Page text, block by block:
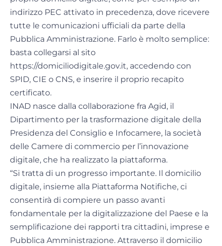
indirizzo PEC attivato in precedenza, dove ricevere
tutte le comunicazioni ufficiali da parte della
Pubblica Amministrazione. Farlo è molto semplice:
basta collegarsi al sito
https://domiciliodigitale.gov.it, accedendo con
SPID, CIE o CNS, e inserire il proprio recapito
certificato.
INAD nasce dalla collaborazione fra Agid, il
Dipartimento per la trasformazione digitale della
Presidenza del Consiglio e Infocamere, la società
delle Camere di commercio per l’innovazione
digitale, che ha realizzato la piattaforma.
“Si tratta di un progresso importante. Il domicilio
digitale, insieme alla Piattaforma Notifiche, ci
consentirà di compiere un passo avanti
fondamentale per la digitalizzazione del Paese e la
semplificazione dei rapporti tra cittadini, imprese e
Pubblica Amministrazione. Attraverso il domicilio